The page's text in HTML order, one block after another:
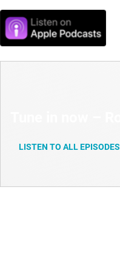
LISTEN TO ALL EPISODES